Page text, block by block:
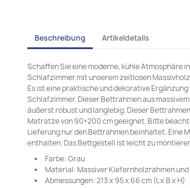
Beschreibung Artikeldetails
Schaffen Sie eine moderne, kühle Atmosphäre
Schlafzimmer mit unserem zeitlosen
Es ist eine praktische und dekorative
Schlafzimmer. Dieser Bettrahmen aus
äußerst robust und langlebig. Dieser
Matratze von 90×200 cm geeignet. Bitte
Lieferung nur den Bettrahmen beinhaltet. Eine
enthalten. Das Bettgestell ist leicht zu
Farbe: Grau
Material: Massiver Kiefernholzrahmen
Abmessungen: 213 x 95 x 66 cm (L x B x H)